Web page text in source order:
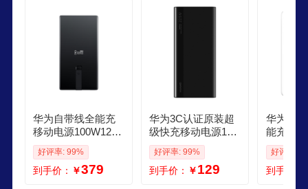
华为自带线全能充
移动电源100W1200
03C认证可上飞机适
用华为手机Pura90
系列苹果手机户外
好评率: 99%
到手价： ￥379
华为3C认证原装超
级快充移动电源100
00mAhMax 225W S
E13重安全防护可上
飞机黑色户外储能
好评率: 99%
到手价： ￥129
华为3C
能充磁
充电宝
巧便携
护含数
好评率:
到手价：